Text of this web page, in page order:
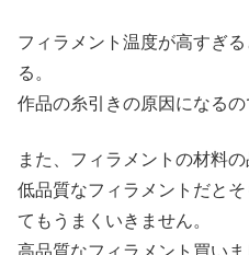
フィラメント温度が高すぎ
る。
作品の糸引きの原因になるの
また、フィラメントの材料の
低品質なフィラメントだと
てもうまくいきません。
高品質なフィラメント買いま